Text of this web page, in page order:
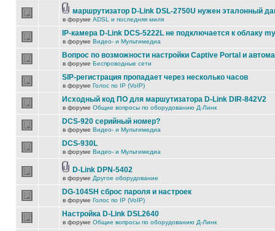
маршрутизатор D-Link DSL-2750U нужен эталонный
в форуме ADSL и последняя миля
IP-камера D-Link DCS-5222L не подключается к облаку
в форуме Видео- и Мультимедиа
Вопрос по возможности настройки Captive Portal и
в форуме Беспроводные сети
SIP-регистрация пропадает через несколько часов
в форуме Голос по IP (VoIP)
Исходный код ПО для маршутизатора D-Link DIR-842V2
в форуме Общие вопросы по оборудованию Д-Линк
DCS-920 серийный номер?
в форуме Видео- и Мультимедиа
DCS-930L
в форуме Видео- и Мультимедиа
D-Link DPN-5402
в форуме Другое оборудование
DG-104SH сброс пароля и настроек
в форуме Голос по IP (VoIP)
Настройка D-Link DSL2640
в форуме Общие вопросы по оборудованию Д-Линк